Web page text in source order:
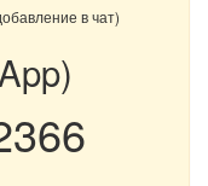
в чат)